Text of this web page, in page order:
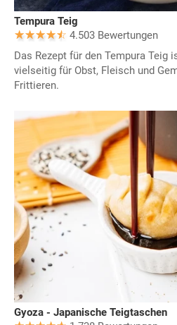
Tempura Teig
4.503 Bewertungen
Das Rezept für den Tempura Teig
vielseitig für Obst, Fleisch und
Frittieren.
Gyoza - Japanische Teigtaschen